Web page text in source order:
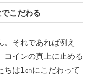
こだわる
それであれば例え
コインの真上に止める
ちは1㎝にこだわって